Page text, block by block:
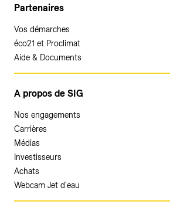
Partenaires
Vos démarches
éco21 et Proclimat
Aide & Documents
A propos de SIG
Nos engagements
Carrières
Médias
Investisseurs
Achats
Webcam Jet d'eau